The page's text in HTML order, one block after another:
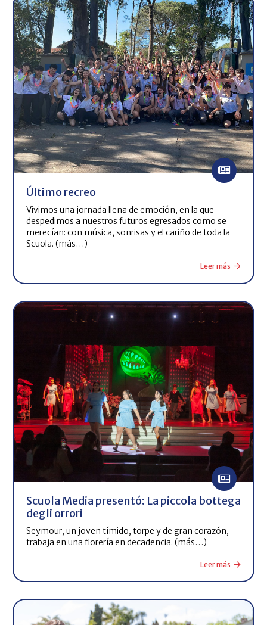
Último recreo
Vivimos una jornada llena de emoción, en la que
despedimos a nuestros futuros egresados como se
merecían: con música, sonrisas y el cariño de toda la
Scuola. (más…)
Leer más
Scuola Media presentó: La piccola bottega
degli orrori
Seymour, un joven tímido, torpe y de gran corazón,
trabaja en una florería en decadencia. (más…)
Leer más